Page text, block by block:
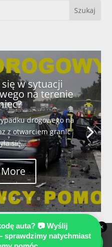
się w sytuacji
na terenie
drogowego na
z otwarciem granic
się...
W NIEMCZECH - Mowimy po
auta? 📷 Wyślij
sprawdzimy natychmiast
×
zdjęcia —
czy możemy